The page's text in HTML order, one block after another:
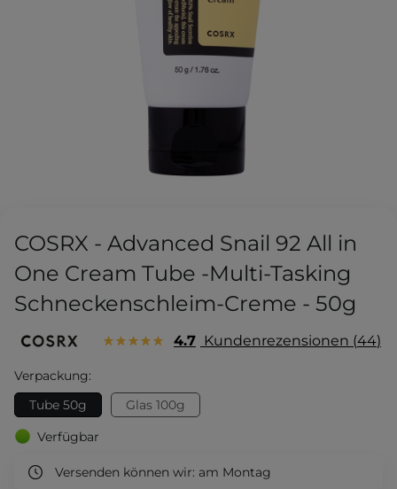
COSRX - Advanced Snail 92 All in
One Cream Tube -Multi-Tasking
Schneckenschleim-Creme - 50g
4.7 Kundenrezensionen 44
Verpackung:
Tube 50g
Glas 100g
Verfügbar
Versenden können wir: am Montag